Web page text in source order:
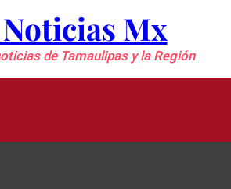
Mx
de Tamaulipas y la Región